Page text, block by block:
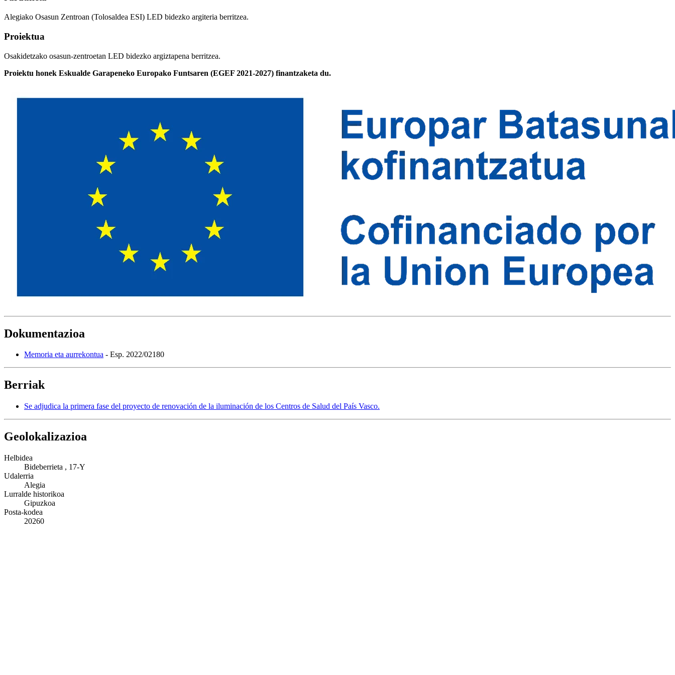
Alegiako Osasun Zentroan (Tolosaldea ESI) LED bidezko argiteria berritzea.
Proiektua
Osakidetzako osasun-zentroetan LED bidezko argiztapena berritzea.
Proiektu honek Eskualde Garapeneko Europako Funtsaren (EGEF 2021-2027) finantzaketa du.
Dokumentazioa
Memoria eta aurrekontua - Esp. 2022/02180
Berriak
Se adjudica la primera fase del proyecto de renovación de la iluminación de los Centros de Salud del País Vasco.
Geolokalizazioa
Helbidea
Bideberrieta , 17-Y
Udalerria
Alegia
Lurralde historikoa
Gipuzkoa
Posta-kodea
20260